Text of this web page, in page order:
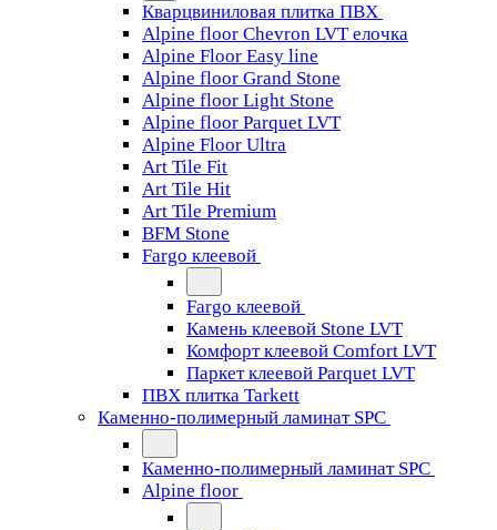
Кварцвиниловая плитка ПВХ
Alpine floor Chevron LVT елочка
Alpine Floor Easy line
Alpine floor Grand Stone
Alpine floor Light Stone
Alpine floor Parquet LVT
Alpine Floor Ultra
Art Tile Fit
Art Tile Hit
Art Tile Premium
BFM Stone
Fargo клеевой
Fargo клеевой
Камень клеевой Stone LVT
Комфорт клеевой Comfort LVT
Паркет клеевой Parquet LVT
ПВХ плитка Tarkett
Каменно-полимерный ламинат SPC
Каменно-полимерный ламинат SPC
Alpine floor